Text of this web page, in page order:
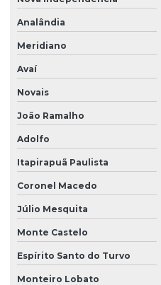
Analândia
Meridiano
Avaí
Novais
João Ramalho
Adolfo
Itapirapuã Paulista
Coronel Macedo
Júlio Mesquita
Monte Castelo
Espírito Santo do Turvo
Monteiro Lobato